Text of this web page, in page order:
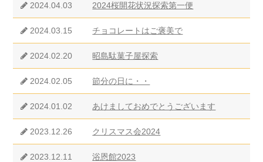
2024.04.03 2024桜開花状況探索第一便
2024.03.15 チョコレートはご褒美で
2024.02.20 昭島駄菓子屋探索
2024.02.05 節分の日に・・
2024.01.02 あけましておめでとうございます
2023.12.26 クリスマス会2024
2023.12.11 浴恩館2023